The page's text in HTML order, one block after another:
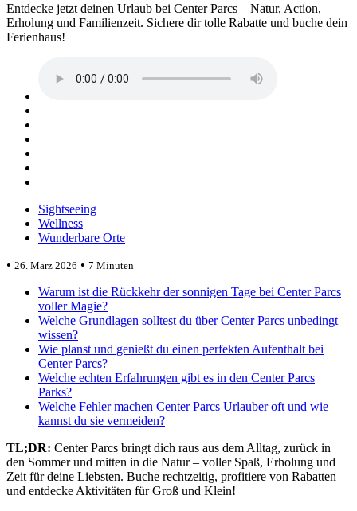
Entdecke jetzt deinen Urlaub bei Center Parcs – Natur, Action,
Erholung und Familienzeit. Sichere dir tolle Rabatte und buche dein
Ferienhaus!
Sightseeing
Wellness
Wunderbare Orte
• 26. März 2026 • 7 Minuten
Warum ist die Rückkehr der sonnigen Tage bei Center Parcs
voller Magie?
Welche Grundlagen solltest du über Center Parcs unbedingt
wissen?
Wie planst und genießt du einen perfekten Aufenthalt bei
Center Parcs?
Welche echten Erfahrungen gibt es in den Center Parcs
Parks?
Welche Fehler machen Center Parcs Urlauber oft und wie
kannst du sie vermeiden?
TL;DR: Center Parcs bringt dich raus aus dem Alltag, zurück in
den Sommer und mitten in die Natur – voller Spaß, Erholung und
Zeit für deine Liebsten. Buche rechtzeitig, profitiere von Rabatten
und entdecke Aktivitäten für Groß und Klein!